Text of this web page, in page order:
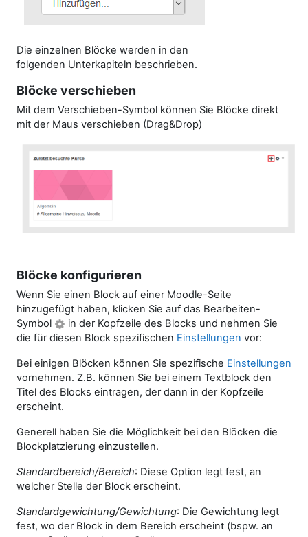
Die einzelnen Blöcke werden in den
folgenden Unterkapiteln beschrieben.
Blöcke verschieben
Mit dem Verschieben-Symbol können Sie Blöcke direkt
mit der Maus verschieben (Drag&Drop)
Blöcke konfigurieren
Wenn Sie einen Block auf einer Moodle-Seite
hinzugefügt haben, klicken Sie auf das Bearbeiten-
Symbol
in der Kopfzeile des Blocks und nehmen Sie
die für diesen Block spezifischen Einstellungen vor:
Bei einigen Blöcken können Sie spezifische Einstellungen
vornehmen. Z.B. können Sie bei einem Textblock den
Titel des Blocks eintragen, der dann in der Kopfzeile
erscheint.
Generell haben Sie die Möglichkeit bei den Blöcken die
Blockplatzierung einzustellen.
Standardbereich/Bereich: Diese Option legt fest, an
welcher Stelle der Block erscheint.
Standardgewichtung/Gewichtung: Die Gewichtung legt
fest, wo der Block in dem Bereich erscheint (bspw. an